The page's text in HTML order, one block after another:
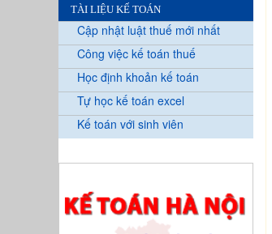
TÀI LIỆU KẾ TOÁN
Cập nhật luật thuế mới nhất
Công việc kế toán thuế
Học định khoản kế toán
Tự học kế toán excel
Kế toán với sinh viên